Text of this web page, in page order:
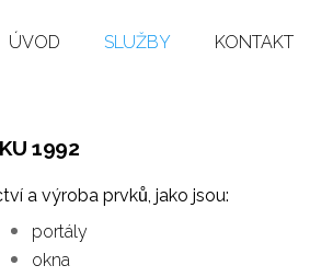
ÚVOD SLUŽBY KONTAKT
1992
a výroba prvků, jako jsou:
portály
okna